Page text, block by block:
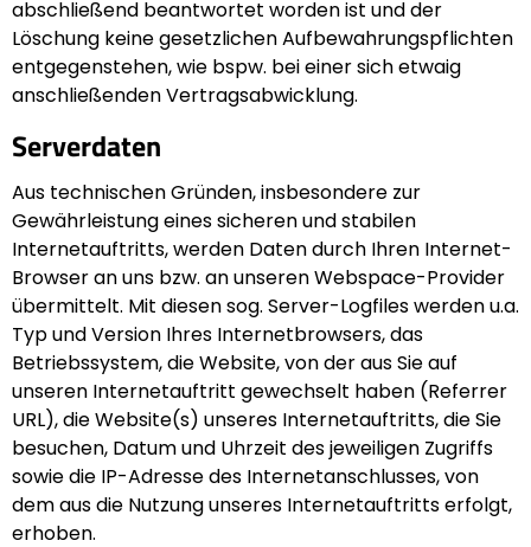
abschließend beantwortet worden ist und der
Löschung keine gesetzlichen Aufbewahrungspflichten
entgegenstehen, wie bspw. bei einer sich etwaig
anschließenden Vertragsabwicklung.
Serverdaten
Aus technischen Gründen, insbesondere zur
Gewährleistung eines sicheren und stabilen
Internetauftritts, werden Daten durch Ihren Internet-
Browser an uns bzw. an unseren Webspace-Provider
übermittelt. Mit diesen sog. Server-Logfiles werden u.a.
Typ und Version Ihres Internetbrowsers, das
Betriebssystem, die Website, von der aus Sie auf
unseren Internetauftritt gewechselt haben (Referrer
URL), die Website(s) unseres Internetauftritts, die Sie
besuchen, Datum und Uhrzeit des jeweiligen Zugriffs
sowie die IP-Adresse des Internetanschlusses, von
dem aus die Nutzung unseres Internetauftritts erfolgt,
erhoben.